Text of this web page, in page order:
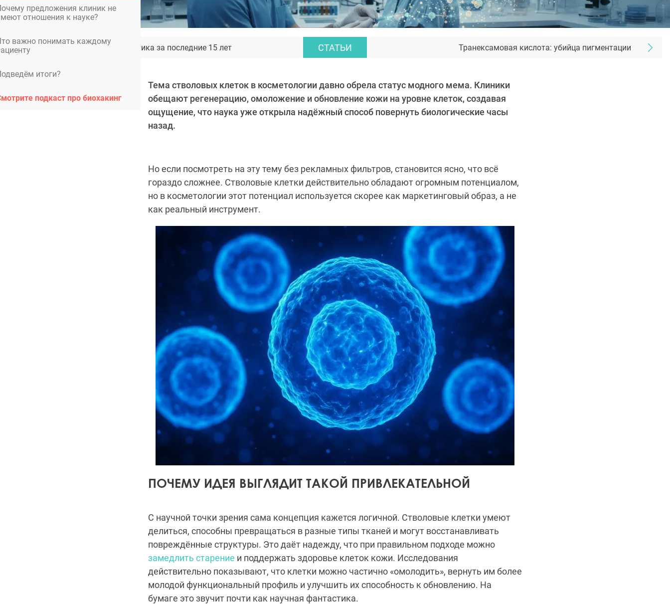
предложения клиник не
отношения к науке?
важно понимать каждому
итоги?
подкаст про биохакинг
Как изменилась ринопластика за последние 15 лет СТАТЬИ Транексамовая кислота: убийца пигментации
Тема стволовых клеток в косметологии давно обрела статус модного мема. Клиники
обещают регенерацию, омоложение и обновление кожи на уровне клеток, создавая
ощущение, что наука уже открыла надёжный способ повернуть биологические часы
назад.
Но если посмотреть на эту тему без рекламных фильтров, становится ясно, что всё
гораздо сложнее. Стволовые клетки действительно обладают огромным потенциалом,
но в косметологии этот потенциал используется скорее как маркетинговый образ, а не
как реальный инструмент.
ПОЧЕМУ ИДЕЯ ВЫГЛЯДИТ ТАКОЙ ПРИВЛЕКАТЕЛЬНОЙ
С научной точки зрения сама концепция кажется логичной. Стволовые клетки умеют
делиться, способны превращаться в разные типы тканей и могут восстанавливать
повреждённые структуры. Это даёт надежду, что при правильном подходе можно
замедлить старение и поддержать здоровье клеток кожи. Исследования
действительно показывают, что клетки можно частично «омолодить», вернуть им более
молодой функциональный профиль и улучшить их способность к обновлению. На
бумаге это звучит почти как научная фантастика.